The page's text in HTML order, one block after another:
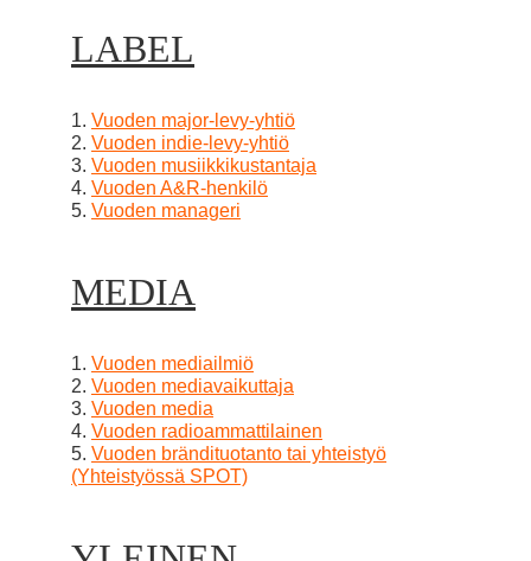
LABEL
1. Vuoden major-levy-yhtiö
2. Vuoden indie-levy-yhtiö
3. Vuoden musiikkikustantaja
4. Vuoden A&R-henkilö
5. Vuoden manageri
MEDIA
1. Vuoden mediailmiö
2. Vuoden mediavaikuttaja
3. Vuoden media
4. Vuoden radioammattilainen
5. Vuoden brändituotanto tai yhteistyö
(Yhteistyössä SPOT)